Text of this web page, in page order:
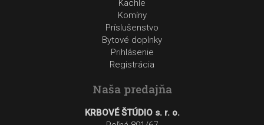
Kachle
Komíny
Príslušenstvo
Bytové doplnky
Prihlásenie
Registrácia
Naša predajňa
KRBOVÉ ŠTÚDIO s. r. o.